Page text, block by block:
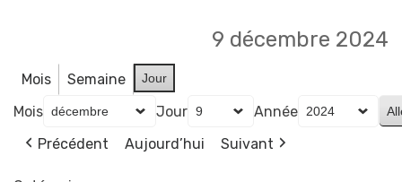
9 décembre 2024
Mois Semaine Jour
Mois Jour
Année
Précédent
Aujourd’hui Suivant